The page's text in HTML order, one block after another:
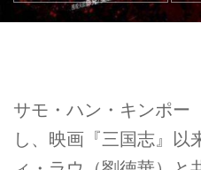
サモ・ハン・キンポー
し、映画『三国志』以